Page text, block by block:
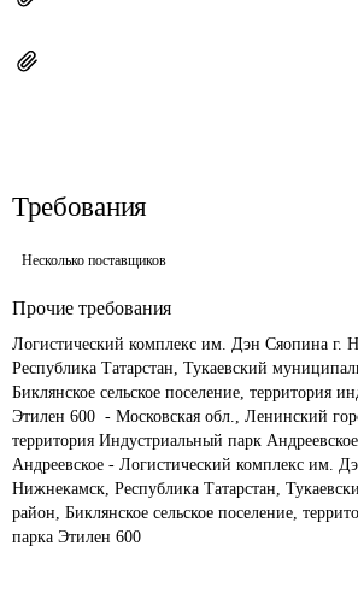
Требования
Несколько поставщиков
Прочие требования
Логистический комплекс им. Дэн Сяопина г.
Республика Татарстан, Тукаевский
Биклянское сельское поселение, территория
Этилен 600  - Московская обл., Ленинский
территория Индустриальный парк
Андреевское - Логистический комплекс им.
Нижнекамск, Республика Татарстан,
район, Биклянское сельское поселение,
парка Этилен 600